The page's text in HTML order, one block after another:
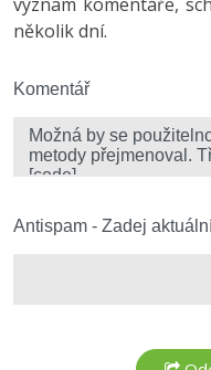
Fórum
Kybernetická
několik dní.
Komentář
Antispam - Zadej